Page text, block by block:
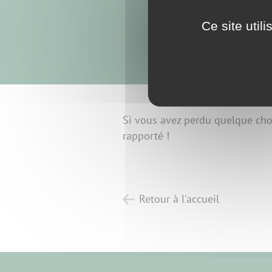
Si vous avez perdu quelque
rapporté !
Retour à l'accueil
Ce site